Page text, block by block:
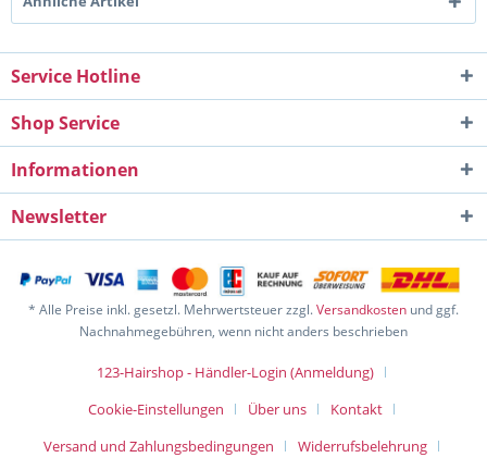
Service Hotline
Shop Service
Informationen
Newsletter
* Alle Preise inkl. gesetzl. Mehrwertsteuer zzgl.Versandkosten und ggf.
Nachnahmegebühren, wenn nicht anders beschrieben
123-Hairshop - Händler-Login (Anmeldung)
Cookie-Einstellungen
Über uns
Kontakt
Versand und Zahlungsbedingungen
Widerrufsbelehrung